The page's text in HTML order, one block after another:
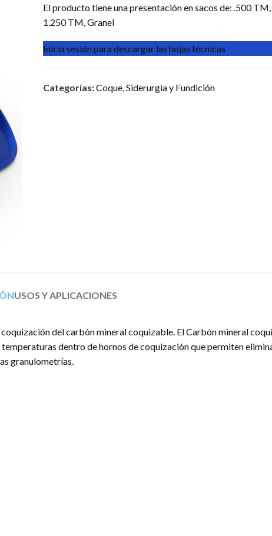
El producto tiene una presentación en sacos de: .500
1.250 TM, Granel
Inicia sesión para descargar las hojas técnicas
Categorías:Coque,Siderurgia y Fundición
USOS Y APLICACIONES
del carbón mineral coquizable. El Carbón mineral
dentro de hornos de coquización que permiten
granulometrías.